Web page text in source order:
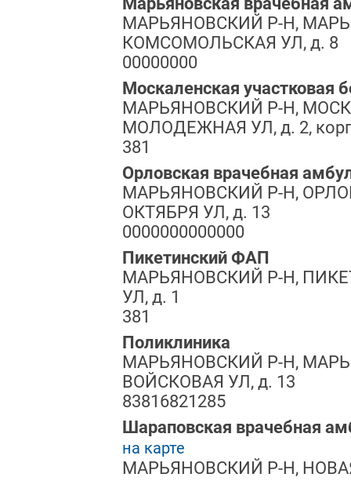
МАРЬЯНОВСКИЙ Р-Н,
КОМСОМОЛЬСКАЯ УЛ, д. 8
00000000
Москаленская участковая
МАРЬЯНОВСКИЙ Р-Н,
МОЛОДЕЖНАЯ УЛ, д. 2,
381
Орловская врачебная
МАРЬЯНОВСКИЙ Р-Н,
ОКТЯБРЯ УЛ, д. 13
0000000000000
Пикетинский ФАП
МАРЬЯНОВСКИЙ Р-Н,
УЛ, д. 1
381
Поликлиника
МАРЬЯНОВСКИЙ Р-Н,
ВОЙСКОВАЯ УЛ, д. 13
83816821285
Шараповская врачебная
на карте
МАРЬЯНОВСКИЙ Р-Н,